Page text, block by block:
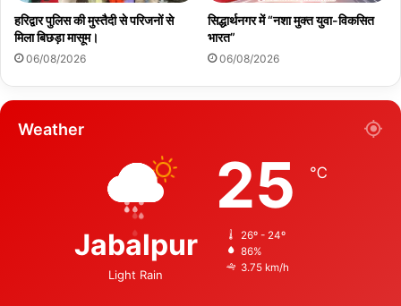
हरिद्वार पुलिस की मुस्तैदी से परिजनों से
मिला बिछड़ा मासूम।
06/08/2026
सिद्धार्थनगर में “नशा मुक्त युवा-विकसित
भारत”
06/08/2026
Weather
Jabalpur
Light Rain
25 ℃
26º - 24º
86%
3.75 km/h